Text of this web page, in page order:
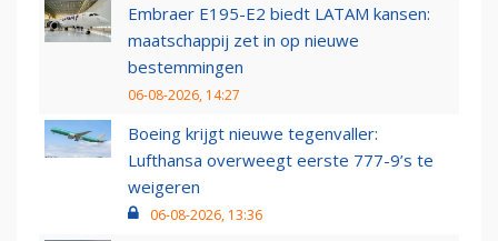
Embraer E195-E2 biedt LATAM kansen:
maatschappij zet in op nieuwe
bestemmingen
06-08-2026, 14:27
Boeing krijgt nieuwe tegenvaller:
Lufthansa overweegt eerste 777-9’s te
weigeren
06-08-2026, 13:36